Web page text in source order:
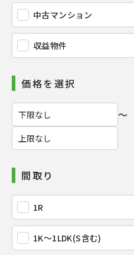
中古マンション
収益物件
価格を選択
〜
間取り
1R
1K〜1LDK(S含む)